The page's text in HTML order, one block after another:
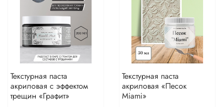
Текстурная паста
акриловая с эффектом
трещин «Графит»
Текстурная паста
акриловая «Песок
Miami»